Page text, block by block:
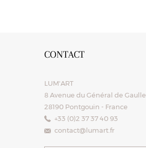
CONTACT
LUM'ART
8 Avenue du Général de Gaulle
28190 Pontgouin - France
+33 (0)2 37 37 40 93
contact@lumart.fr